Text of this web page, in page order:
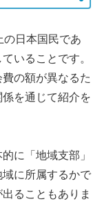
の日本国民であ
いることです。
の額が異なるた
を通じて紹介を
に「地域支部」
に所属するかで
ることもありま